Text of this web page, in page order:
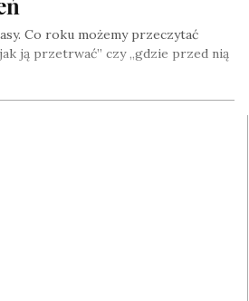
Co roku możemy przeczytać
ją przetrwać” czy „gdzie przed nią